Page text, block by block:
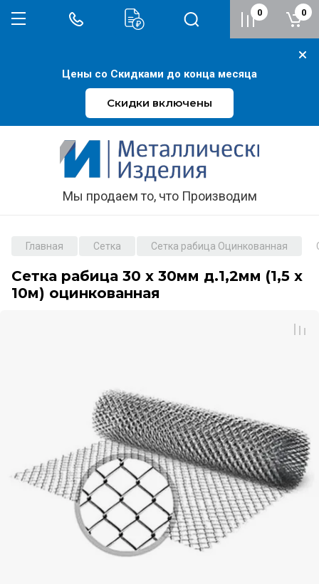
Цены со Скидками до конца месяца
Скидки включены
Мы продаем то, что Производим
0 0
Главная Сетка Сетка рабица Оцинкованная
Сетка рабица 30 х 30мм д.1,2мм (1,5 х
10м) оцинкованная